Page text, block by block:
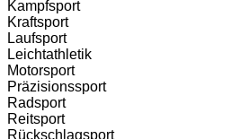
Kampfsport
Kraftsport
Laufsport
Leichtathletik
Motorsport
Präzisionssport
Radsport
Reitsport
Rückschlagsport